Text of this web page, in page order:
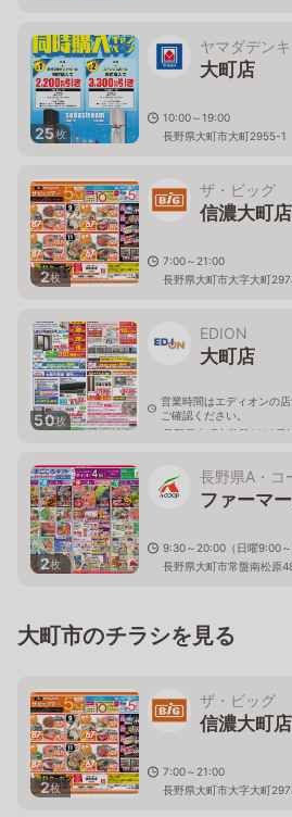
25枚
ヤマダデンキ
大町店
10:00～19:00
長野県大町市大町2955-1
2枚
ザ・ビッグ
信濃大町店
7:00～21:00
長野県大町市大字大町
50枚
EDION
大町店
営業時間はエディオンの
ご確認ください。
長野県大町市常盤6906番
2枚
長野県A・コ
ファーマ
9:30～20:00（日曜9:00～
長野県大町市常盤南松原
大町市のチラシを見る
2枚
ザ・ビッグ
信濃大町店
7:00～21:00
長野県大町市大字大町